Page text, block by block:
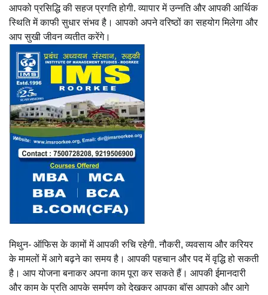
आपको प्रसिद्धि की सहज प्रगति होगी. व्यापार में उन्नति और आपकी आर्थिक
स्थिति में काफी सुधार संभव है। आपको अपने वरिष्ठों का सहयोग मिलेगा और
आप सुखी जीवन व्यतीत करेंगे।
मिथुन- ऑफिस के कामों में आपकी रुचि रहेगी. नौकरी, व्यवसाय और करियर
के मामलों में आगे बढ़ने का समय है। आपकी पहचान और पद में वृद्धि हो सकती
है। आप योजना बनाकर अपना काम पूरा कर सकते हैं। आपकी ईमानदारी
और काम के प्रति आपके समर्पण को देखकर आपका बॉस आपको और आगे